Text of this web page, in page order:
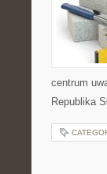
centrum
Republika